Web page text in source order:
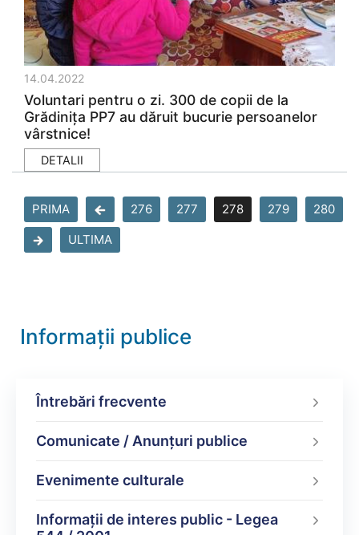
14.04.2022
Voluntari pentru o zi. 300 de copii de la
Grădiniţa PP7 au dăruit bucurie persoanelor
vârstnice!
DETALII
PRIMA 276 277 278 279 280
ULTIMA
Informații publice
Întrebări frecvente
Comunicate / Anunțuri publice
Evenimente culturale
Informații de interes public - Legea